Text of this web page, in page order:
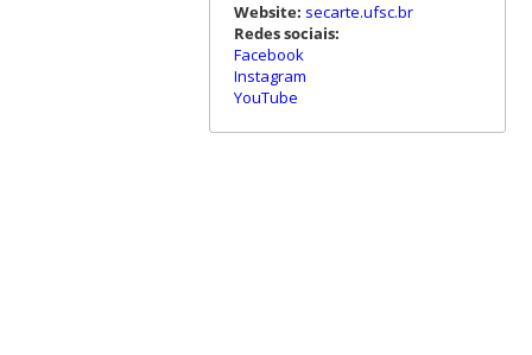
Website: secarte.ufsc.br
Redes sociais:
Facebook
Instagram
YouTube